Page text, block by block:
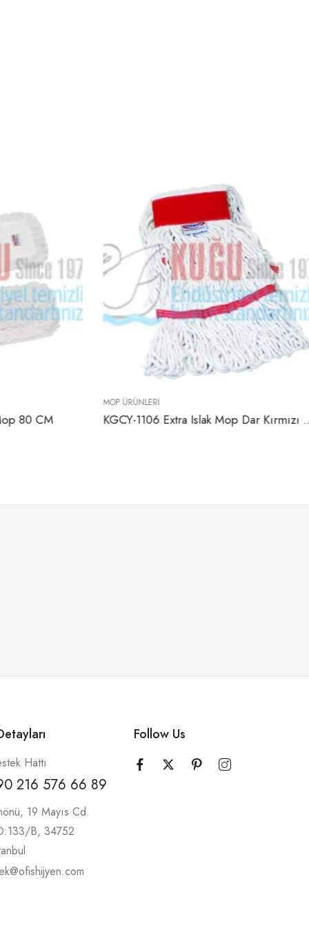
80 CM
MOP ÜRÜNLERI
KGCY-1106 Extra Islak Mop Dar Kırmızı 65*35 Cm 375 GR
Hattı
216 576 66 89
19 Mayıs Cd.
B, 34752
Follow Us